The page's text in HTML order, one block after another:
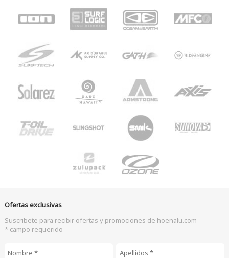
Ofertas exclusivas
Suscribete para recibir ofertas y promociones de hoenalu.com
* campo requerido